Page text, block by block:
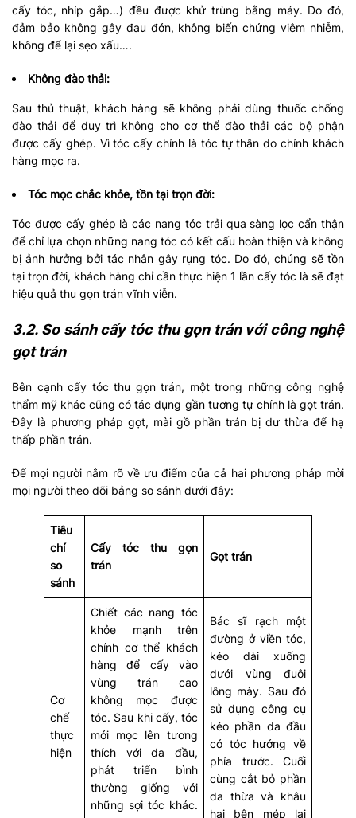
cấy tóc, nhíp gắp…) đều được khử trùng bằng máy. Do đó,
đảm bảo không gây đau đớn, không biến chứng viêm nhiễm,
không để lại sẹo xấu….
Không đào thải:
Sau thủ thuật, khách hàng sẽ không phải dùng thuốc chống
đào thải để duy trì không cho cơ thể đào thải các bộ phận
được cấy ghép. Vì tóc cấy chính là tóc tự thân do chính khách
hàng mọc ra.
Tóc mọc chắc khỏe, tồn tại trọn đời:
Tóc được cấy ghép là các nang tóc trải qua sàng lọc cẩn thận
để chỉ lựa chọn những nang tóc có kết cấu hoàn thiện và không
bị ảnh hưởng bởi tác nhân gây rụng tóc. Do đó, chúng sẽ tồn
tại trọn đời, khách hàng chỉ cần thực hiện 1 lần cấy tóc là sẽ đạt
hiệu quả thu gọn trán vĩnh viễn.
3.2. So sánh cấy tóc thu gọn trán với công nghệ
gọt trán
Bên cạnh cấy tóc thu gọn trán, một trong những công nghệ
thẩm mỹ khác cũng có tác dụng gần tương tự chính là gọt trán.
Đây là phương pháp gọt, mài gồ phần trán bị dư thừa để hạ
thấp phần trán.
Để mọi người nắm rõ về ưu điểm của cả hai phương pháp mời
mọi người theo dõi bảng so sánh dưới đây:
Tiêu
chí
so
sánh
Cấy tóc thu gọn
trán
Gọt trán
Cơ
chế
thực
hiện
Chiết các nang tóc
khỏe mạnh trên
chính cơ thể khách
hàng để cấy vào
vùng trán cao
không mọc được
tóc. Sau khi cấy, tóc
mới mọc lên tương
thích với da đầu,
phát triển bình
thường giống với
những sợi tóc khác.
Bác sĩ rạch một
đường ở viền tóc,
kéo dài xuống
dưới vùng đuôi
lông mày. Sau đó
sử dụng công cụ
kéo phần da đầu
có tóc hướng về
phía trước. Cuối
cùng cắt bỏ phần
da thừa và khâu
hai bên mép lại